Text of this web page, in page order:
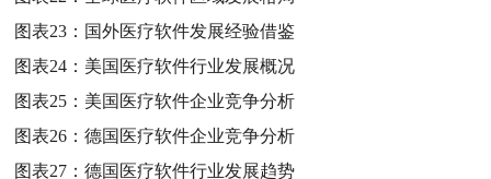
图表23： 国外医疗软件发展经验借鉴
图表24： 美国医疗软件行业发展概况
图表25： 美国医疗软件企业竞争分析
图表26：德国医疗软件企业竞争分析
图表27：德国医疗软件行业发展趋势